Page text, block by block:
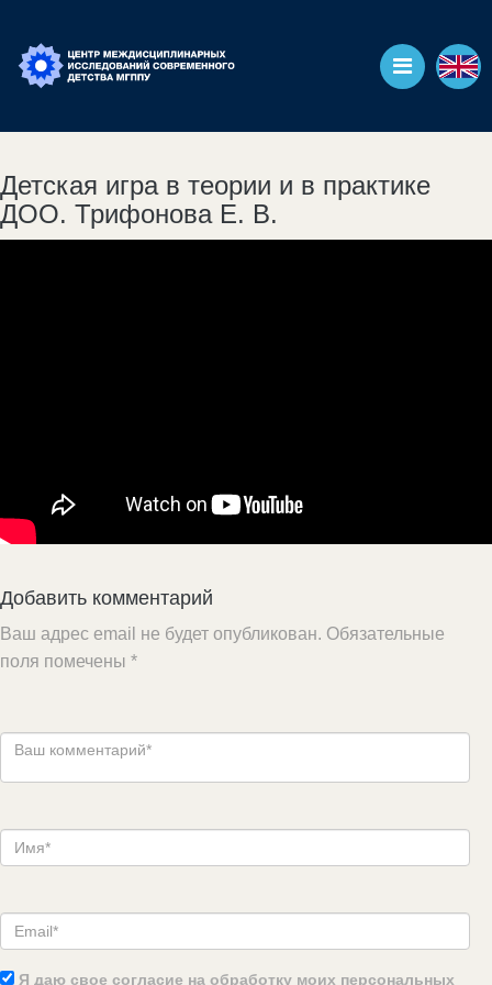
Детская игра в теории и в практике
ДОО. Трифонова Е. В.
Добавить комментарий
Ваш адрес email не будет опубликован. Обязательные
поля помечены *
Я даю свое согласие на обработку моих персональных